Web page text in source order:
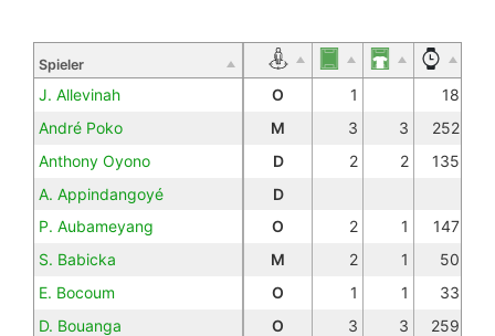
Spieler
J. Allevinah O 1
18
André Poko
M 3 3
252
Anthony Oyono
D 2 2
135
A. Appindangoyé
D
P. Aubameyang
O 2 1
147
S. Babicka
M 2 1
50
E. Bocoum
O 1 1
33
D. Bouanga
O 3 3
259